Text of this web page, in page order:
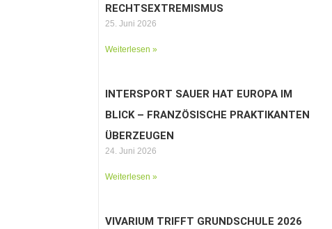
RECHTSEXTREMISMUS
25. Juni 2026
Weiterlesen »
INTERSPORT SAUER HAT EUROPA IM
BLICK – FRANZÖSISCHE PRAKTIKANTEN
ÜBERZEUGEN
24. Juni 2026
Weiterlesen »
VIVARIUM TRIFFT GRUNDSCHULE 2026